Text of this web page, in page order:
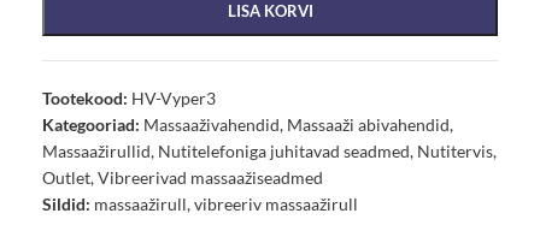
LISA KORVI
Tootekood: HV-Vyper3
Kategooriad: Massaaživahendid, Massaaži abivahendid,
Massaažirullid, Nutitelefoniga juhitavad seadmed, Nutitervis,
Outlet,Vibreerivad massaažiseadmed
Sildid: massaažirull,vibreeriv massaažirull